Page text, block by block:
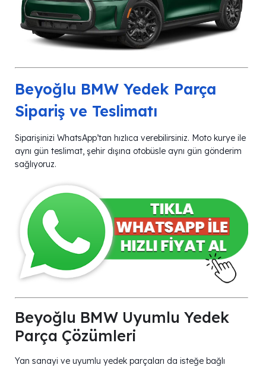
Beyoğlu BMW Yedek Parça
Sipariş ve Teslimatı
Siparişinizi WhatsApp’tan hızlıca verebilirsiniz. Moto kurye ile
aynı gün teslimat, şehir dışına otobüsle aynı gün gönderim
sağlıyoruz.
Beyoğlu BMW Uyumlu Yedek
Parça Çözümleri
Yan sanayi ve uyumlu yedek parçaları da isteğe bağlı